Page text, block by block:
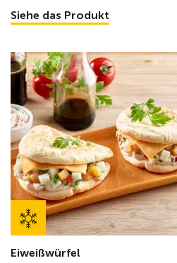
Siehe das Produkt
Eiweißwürfel